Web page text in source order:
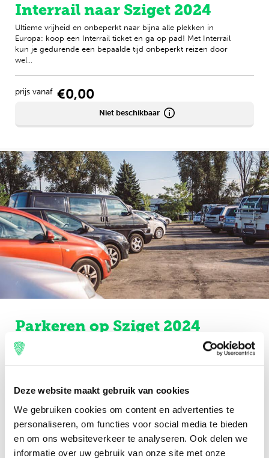
Deze website maakt gebruik van cookies
We gebruiken cookies om content en advertenties te
personaliseren, om functies voor social media te bieden
en om ons websiteverkeer te analyseren. Ook delen we
informatie over uw gebruik van onze site met onze
Interrail naar Sziget 2024
Ultieme vrijheid en onbeperkt naar bijna alle plekken in
Europa: koop een Interrail ticket en ga op pad! Met Interrail
kun je gedurende een bepaalde tijd onbeperkt reizen door
wel...
prijs vanaf €0,00
Niet beschikbaar
Parkeren op Sziget 2024
Ga je met de auto naar Sziget Festival? Zorg dan dat je een
parkeerplaats reserveert voorafgaand aan het festival. Je
mag in Boedapest namelijk niet zomaar overal parkeren.
prijs vanaf €0,00
Niet beschikbaar